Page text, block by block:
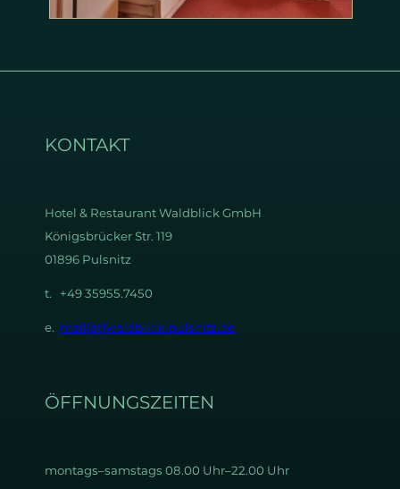
KONTAKT
Hotel & RestaurantWaldblick GmbH
Königsbrücker Str. 119
01896 Pulsnitz
t. +49 35955.7450
e. mail[at]waldblick-pulsnitz.de
ÖFFNUNGSZEITEN
montags–samstags 08.00 Uhr–22.00 Uhr